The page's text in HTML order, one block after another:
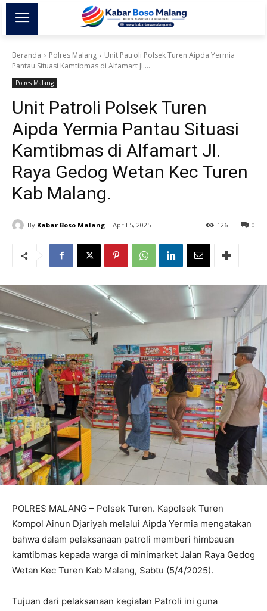
Beranda Polres Malang
Unit Patroli Polsek Turen Aipda Yermia
Pantau Situasi Kamtibmas di Alfamart Jl....
Polres Malang
Unit Patroli Polsek Turen
Aipda Yermia Pantau Situasi
Kamtibmas di Alfamart Jl.
Raya Gedog Wetan Kec Turen
Kab Malang.
By Kabar Boso Malang April 5, 2025 0
126
POLRES MALANG – Polsek Turen. Kapolsek Turen
Kompol Ainun Djariyah melalui Aipda Yermia mengatakan
bahwa dalam pelaksanaan patroli memberi himbauan
kamtibmas kepada warga di minimarket Jalan Raya Gedog
Wetan Kec Turen Kab Malang, Sabtu (5/4/2025).
Tujuan dari pelaksanaan kegiatan Patroli ini guna